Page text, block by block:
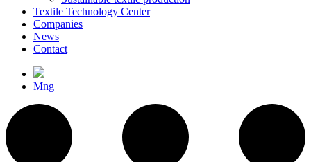
Textile Technology Center
Companies
News
Contact
Mng